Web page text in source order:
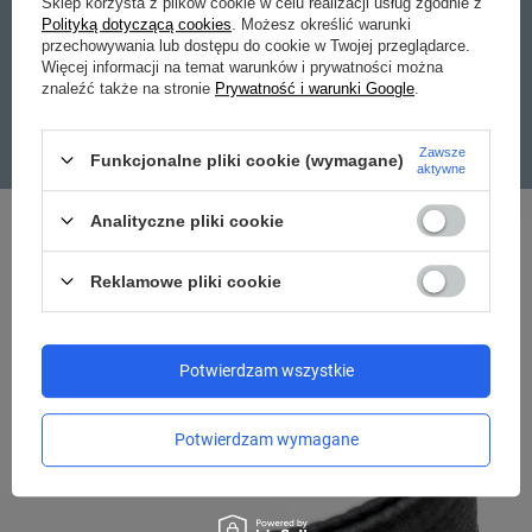
Uniemożliwiają kradzież polegającą na ich przecięciu
i ucieczce z miejsca kradzieży. Ponadto pozwalają
bezpiecznie przenosić w torbie większe ciężary.
Polityką dotyczącą cookies . Możesz określić warunki
przechowywania lub dostępu do cookie w Twojej przeglądarce.
Więcej informacji na temat warunków i prywatności można
znaleźć także na stronie Prywatność i warunki Google
Funkcjonalne pliki cookie (wymagane)
Zawsze
aktywne
Analityczne pliki cookie
Reklamowe pliki cookie
Potwierdzam wymagane
Potwierdzam wszystkie